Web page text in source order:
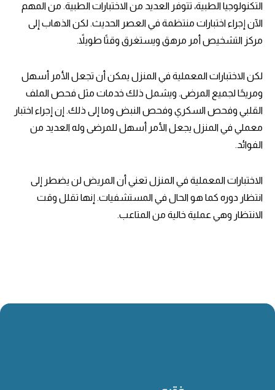
التكنولوجيا الطبية، تتوفر العديد من الاختبارات الطبية. من المهم
الآن إجراء اختبارات منتظمة في العصر الحديث. لكن الذهاب إلى
مركز التشخيص أمر مرهق ويستغرق وقتًا طويلاً.
لكن الاختبارات المعملية في المنزل يمكن أن تجعل الأمر أسهل
ومريحًا لجميع المرضى. ويشمل ذلك خدمات مثل فحص الملف
القلبي وفحص السكري وفحص النبض وما إلى ذلك. إن إجراء اختبار
معملي في المنزل يجعل الأمر أسهل للمرضى وله العديد من
الفوائد.
الاختبارات المعملية في المنزل تعني أن المريض لن يضطر إلى
انتظار دوره كما هو الحال في المستشفيات. إنها تقلل وقت
الانتظار وهي عملية خالية من المتاعب.